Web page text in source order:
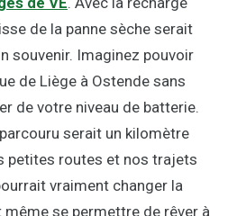
de la panne sèche serait
souvenir. Imaginez pouvoir
de Liège à Ostende sans
de votre niveau de batterie.
serait un kilomètre
petites routes et nos trajets
vraiment changer la
même se permettre de rêver à